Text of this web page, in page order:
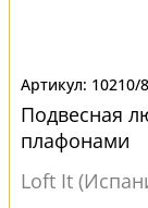
10210/
Подвесная
плафонами
Loft It